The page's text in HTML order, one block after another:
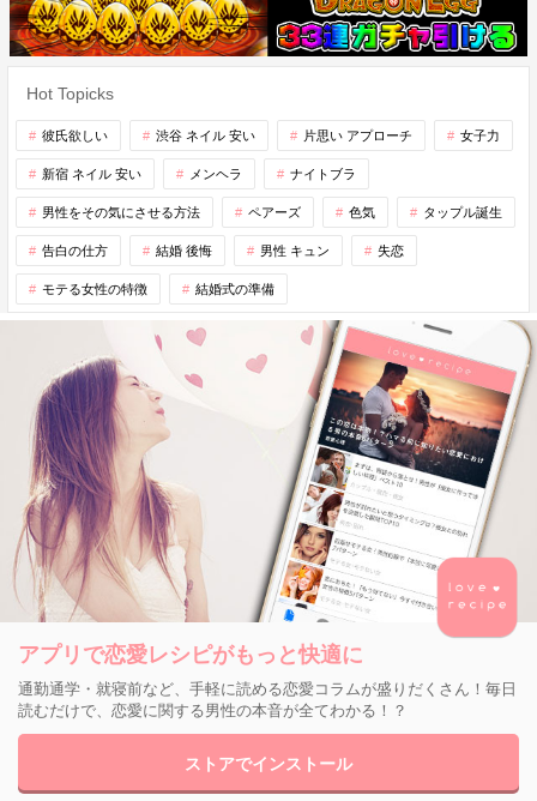
Hot Topicks
彼氏欲しい 渋谷 ネイル 安い 片思い アプローチ 女子力
新宿 ネイル 安い メンヘラ ナイトブラ
男性をその気にさせる方法 ペアーズ 色気 タップル誕生
告白の仕方 結婚 後悔 男性 キュン 失恋
モテる女性の特徴 結婚式の準備
アプリで恋愛レシピがもっと快適に
通勤通学・就寝前など、手軽に読める恋愛コラムが盛りだくさん！毎日
読むだけで、恋愛に関する男性の本音が全てわかる！？
ストアでインストール